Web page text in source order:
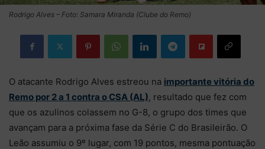
Rodrigo Alves – Foto: Samara Miranda (Clube do Remo)
O atacante Rodrigo Alves estreou na importante vitória do
Remo por 2 a 1 contra o CSA (AL), resultado que fez com
que os azulinos colassem no G-8, o grupo dos times que
avançam para a próxima fase da Série C do Brasileirão. O
Leão assumiu o 9º lugar, com 19 pontos, mesma pontuação